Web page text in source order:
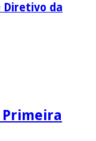
Diretivo da
Primeira